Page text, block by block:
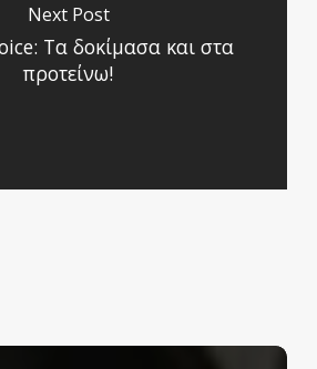
Next Post
Τα δοκίμασα και στα
προτείνω!